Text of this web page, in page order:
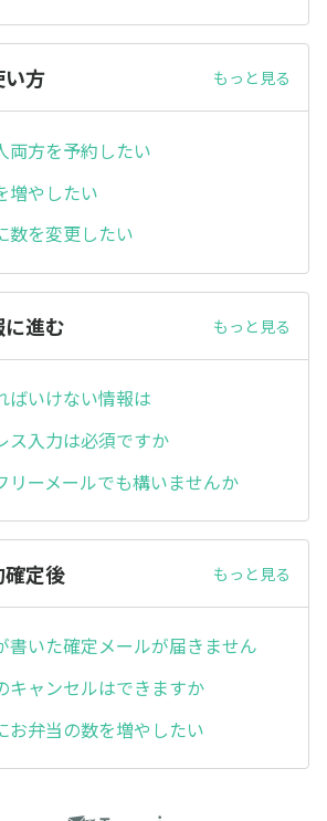
い方 もっと見る
両方を予約したい
増やしたい
数を変更したい
進む もっと見る
ばいけない情報は
ス入力は必須ですか
リーメールでも構いませんか
定後 もっと見る
書いた確定メールが届きません
キャンセルはできますか
お弁当の数を増やしたい